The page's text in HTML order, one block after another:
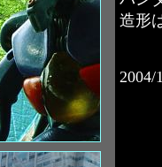
造形
2004/